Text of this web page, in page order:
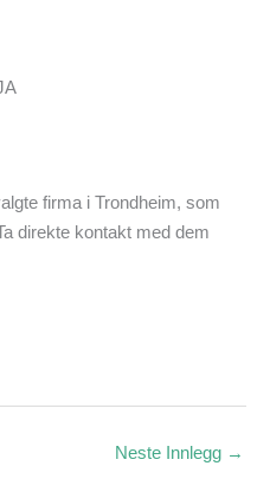
firma i Trondheim, som
direkte kontakt med dem
Neste Innlegg →